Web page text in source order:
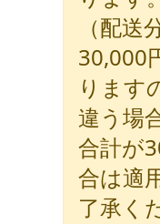
（配
30,000
ります
違う場
合計が
合は適
了承く